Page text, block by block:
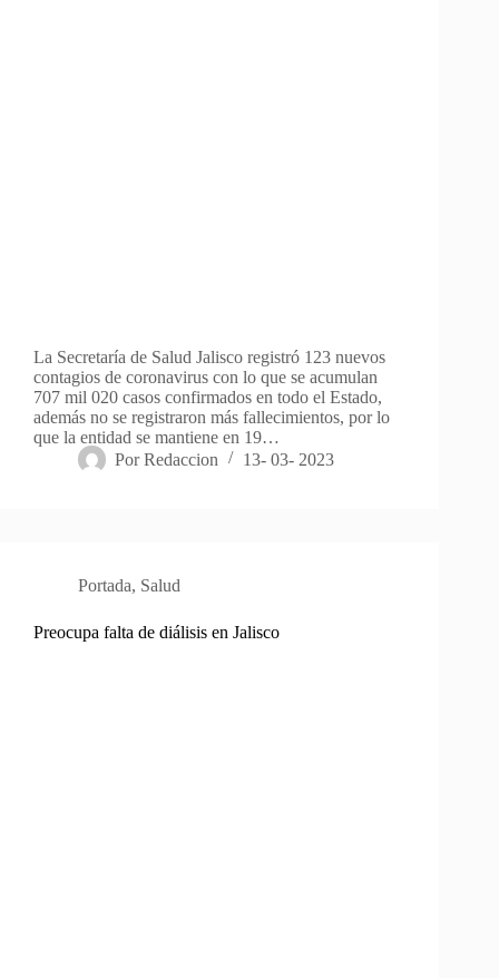
La Secretaría de Salud Jalisco registró 123 nuevos
contagios de coronavirus con lo que se acumulan
707 mil 020 casos confirmados en todo el Estado,
además no se registraron más fallecimientos, por lo
que la entidad se mantiene en 19…
Por Redaccion 13- 03- 2023
Portada, Salud
Preocupa falta de diálisis en Jalisco